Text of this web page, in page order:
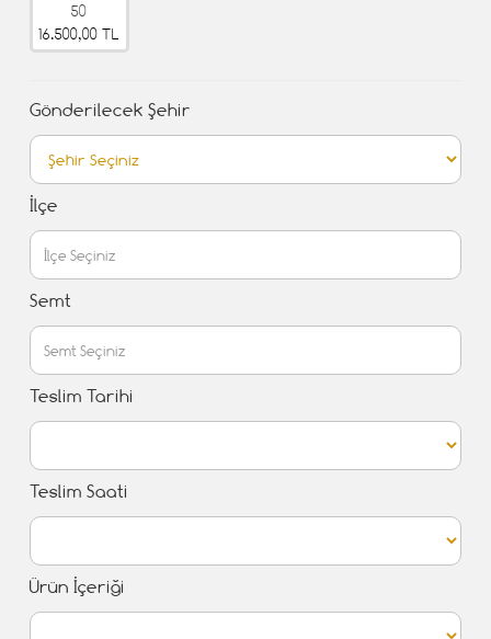
50
16.500,00 TL
Gönderilecek Şehir
İlçe
Semt
Teslim Tarihi
Teslim Saati
Ürün İçeriği